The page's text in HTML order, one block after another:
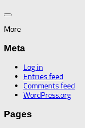
More
Meta
Log in
Entries feed
Comments feed
WordPress.org
Pages